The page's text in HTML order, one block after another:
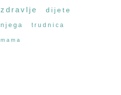
zdravlje
dijete
njega trudnica
mama